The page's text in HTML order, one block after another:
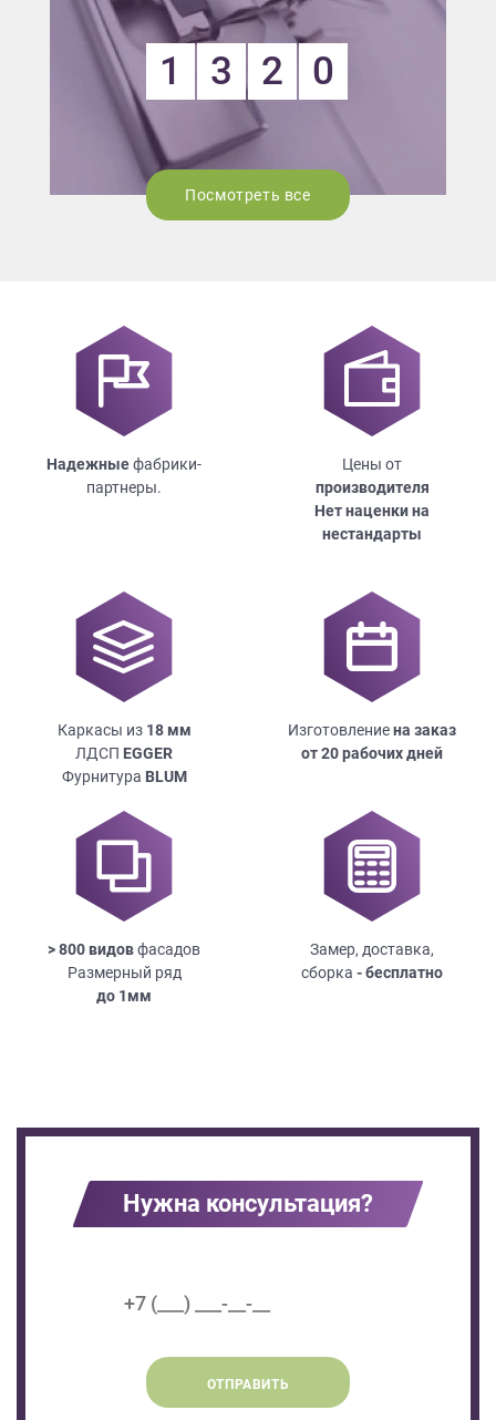
1 3 2 0
Посмотреть все
Надежныефабрики-
партнеры.
Цены от
производителя
Нет наценки на
нестандарты
Каркасы из 18мм
ЛДСП EGGER
Фурнитура BLUM
Изготовлениена заказ
от 20 рабочих дней
> 800 видовфасадов
Размерный ряд
до 1мм
Замер, доставка,
сборка - бесплатно
Нужна консультация?
ОТПРАВИТЬ